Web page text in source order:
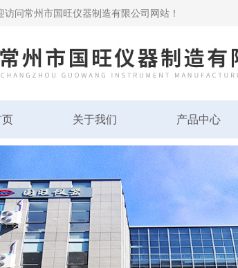
访问常州市国旺仪器制造有限公司网站！
页 关于我们 产品中心